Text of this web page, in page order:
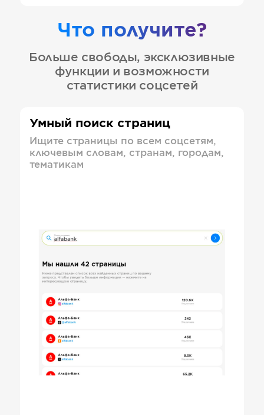
Что получите?
Больше свободы, эксклюзивные
функции и возможности
статистики соцсетей
Умный поиск страниц
Ищите страницы по всем соцсетям,
ключевым словам, странам, городам,
тематикам